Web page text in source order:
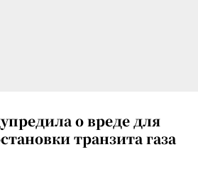
о вреде для
транзита газа